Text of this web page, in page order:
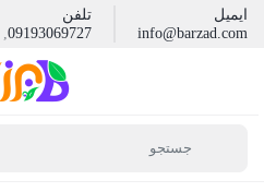
ایمیل
info@barzad.com
تلفن
09193069727
,